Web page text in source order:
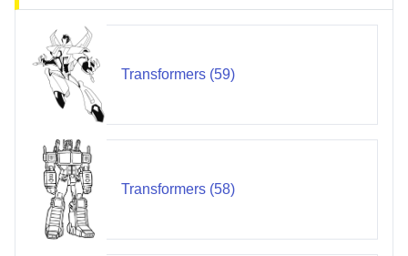
Transformers (59)
Transformers (58)